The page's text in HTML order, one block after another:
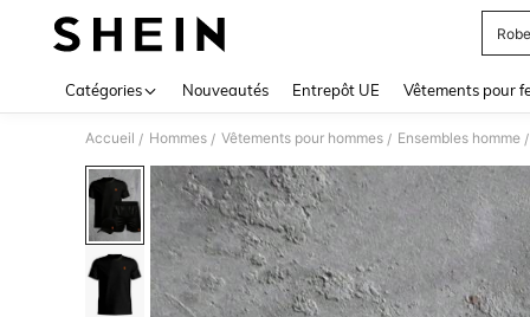
Catégories Nouveautés Entrepôt UE Vêtements pour
Accueil / Hommes / Vêtements pour hommes / Ensembles homme /